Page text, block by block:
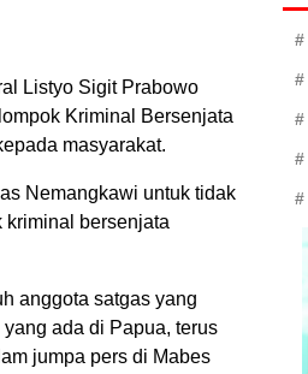
Listyo Sigit Prabowo
Kriminal Bersenjata
masyarakat.
Nemangkawi untuk tidak
kriminal bersenjata
anggota satgas yang
ada di Papua, terus
jumpa pers di Mabes